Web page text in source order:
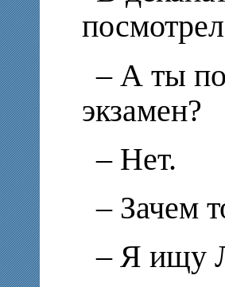
– А ты
экзамен?
– Нет.
– Зачем
– Я ищу